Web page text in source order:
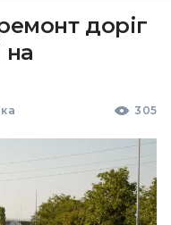
доріг
на
305